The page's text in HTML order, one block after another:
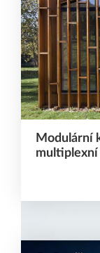
Modulární
multiplexní